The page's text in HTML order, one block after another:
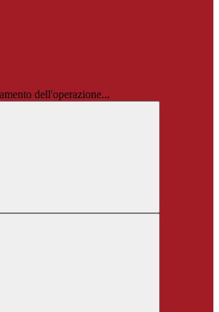
dell'operazione...